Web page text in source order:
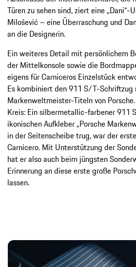
Türen zu sehen sind, ziert eine „Dani“-
Milošević – eine Überraschung und
an die Designerin.
Ein weiteres Detail mit persönlichem
der Mittelkonsole sowie die
eigens für Carniceros Einzelstück
Es kombiniert den 911 S/T-
Markenweltmeister-Titeln von
Kreis: Ein silbermetallic-farbener 911
ikonischen Aufkleber „Porsche
in der Seitenscheibe trug, war der
Carnicero. Mit Unterstützung der
hat er also auch beim jüngsten
Erinnerung an diese erste große
lassen.